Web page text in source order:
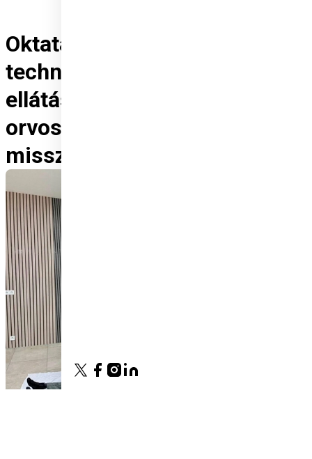
Oktatással és
technológiával az
ellátásért - a magyar
orvosok sikeres
missziója Csádban